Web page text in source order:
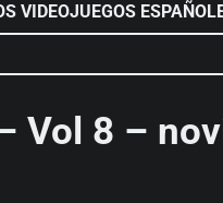
VIDEOJUEGOS
Vol 8 –